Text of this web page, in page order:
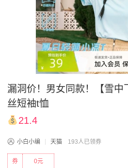
漏洞价！男女同款！【雪中
丝短袖t恤
21.4
小白小编 天猫 193人已领券
0元
券